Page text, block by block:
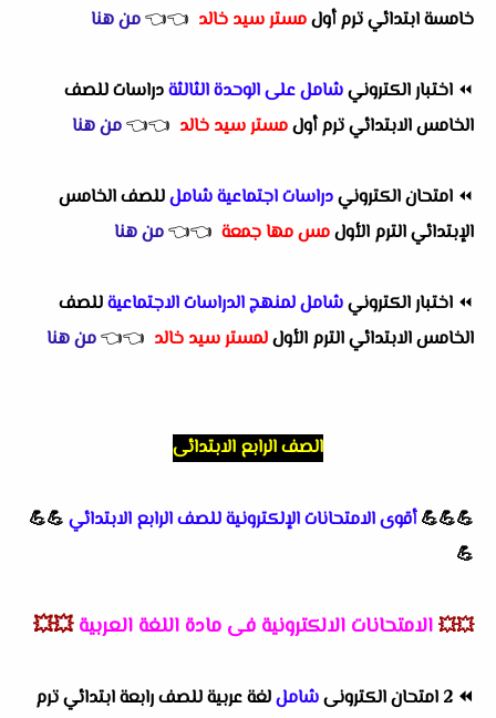
خامسة ابتدائي ترم أولمستر سيد خالد 👈
👈من هنا
⏪ اختبار الكترونيشامل على الوحدة الثالثةدراسات للصف
الخامس الابتدائي ترم أولمستر سيد خالد 👈
👈من هنا
⏪ امتحان الكترونيدراسات اجتماعية شاملللصف الخامس
الإبتدائي الترم الأولمس مها جمعة 👈
👈من هنا
⏪ اختبار الكترونيشامل لمنهج الدراسات الاجتماعيةللصف
الخامس الابتدائي الترم الأوللمستر سيد خالد 👈
👈من هنا
الصف الرابع الابتدائى
💪💪💪أقوى الامتحانات الإلكترونية للصف الرابع الابتدائي 💪💪
💪
💥💥 الامتحانات الالكترونية فى مادة اللغة العربية 💥💥
⏪ 2 امتحان الكترونى شامللغة عربية للصف رابعة ابتدائي ترم